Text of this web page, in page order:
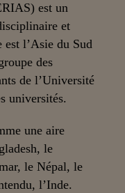
est un
et
est l’Asie du Sud
des
de l’Université
universités.
une aire
le
le Népal, le
l’Inde.